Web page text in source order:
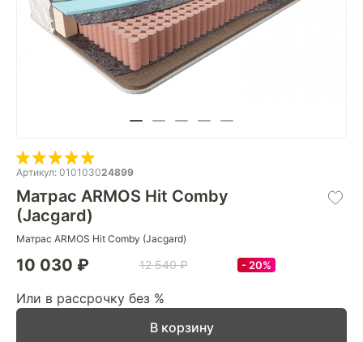
Артикул: 010103024899
Матрас ARMOS Hit Comby
(Jacgard)
Матрас ARMOS Hit Comby (Jacgard)
10 030 ₽ 12 540 ₽ 20%
Или в рассрочку без %
В корзину